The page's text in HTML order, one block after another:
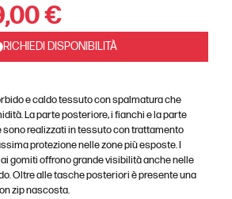
€
RICHIEDI DISPONIBILITÀ
e caldo tessuto con spalmatura che
La parte posteriore, i fianchi e la parte
realizzati in tessuto con trattamento
protezione nelle zone più esposte. I
gomiti offrono grande visibilità anche nelle
Oltre alle tasche posteriori è presente una
zip nascosta.